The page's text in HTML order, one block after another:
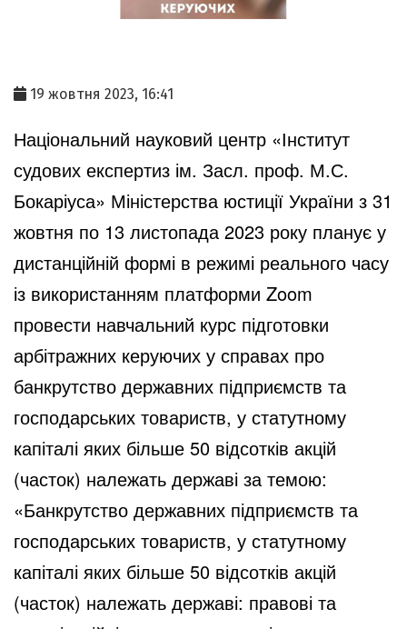
19 жовтня 2023, 16:41
Національний науковий центр «Інститут
судових експертиз ім. Засл. проф. М.С.
Бокаріуса» Міністерства юстиції України з 31
жовтня по 13 листопада 2023 року планує у
дистанційній формі в режимі реального часу
із використанням платформи Zoom
провести навчальний курс підготовки
арбітражних керуючих у справах про
банкрутство державних підприємств та
господарських товариств, у статутному
капіталі яких більше 50 відсотків акцій
(часток) належать державі за темою:
«Банкрутство державних підприємств та
господарських товариств, у статутному
капіталі яких більше 50 відсотків акцій
(часток) належать державі: правові та